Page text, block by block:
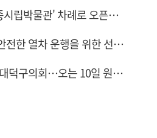
'맥도날드·세종시립박물관' 차례로 오픈… 고운동 정주여건 좋아진다
극한 폭염 속 안전한 열차 운행을 위한 선로관리
한달째 '휴업' 대덕구의회…오는 10일 원구성 다시 돌입